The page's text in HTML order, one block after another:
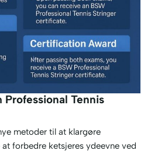
Professional Tennis
metoder til at klargøre
forbedre ketsjeres ydeevne ved